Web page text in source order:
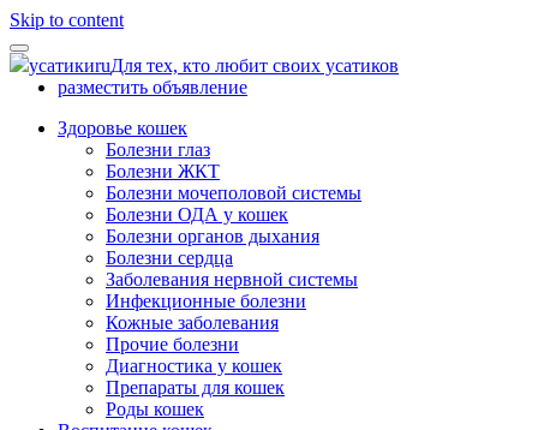
Skip to content
усатикиruДля тех, кто любит своих усатиков
разместить объявление
Здоровье кошек
Болезни глаз
Болезни ЖКТ
Болезни мочеполовой системы
Болезни ОДА у кошек
Болезни органов дыхания
Болезни сердца
Заболевания нервной системы
Инфекционные болезни
Кожные заболевания
Прочие болезни
Диагностика у кошек
Препараты для кошек
Роды кошек